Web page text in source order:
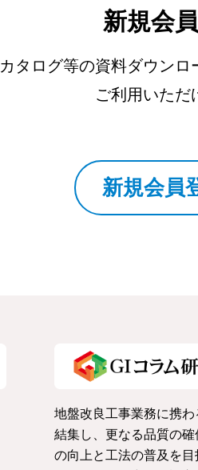
新規会
カタログ等の資料ダウンロ
ご利用いただ
新規会員
地盤改良工事業務に携わ
結集し、更なる品質の確
の向上と工法の普及を目